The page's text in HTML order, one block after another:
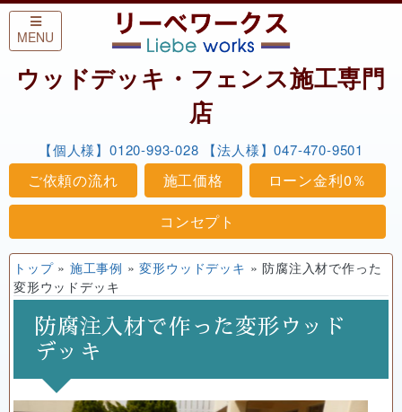
Skip to content
MENU
ウッドデッキ・フェンス施工専門
店
【個人様】0120-993-028 【法人様】047-470-9501
ご依頼の流れ 施工価格
ローン金利0％
コンセプト
トップ» 施工事例 »変形ウッドデッキ »防腐注入材で作った
変形ウッドデッキ
防腐注入材で作った変形ウッド
デッキ